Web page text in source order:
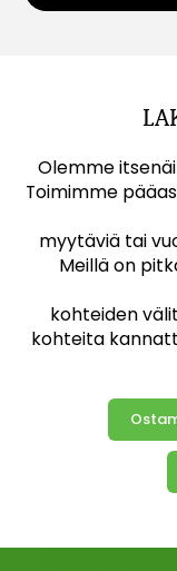
Olemme
Toimimme
myytäviä tai
Meillä on
kohteiden
kohteita